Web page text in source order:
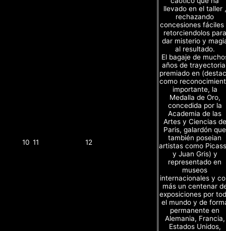
10 11 12
llevado en el taller ,
rechazando
concesiones fáciles
retorciendolos para
dar misterio y
al resultado.
El bagaje de
años de
premiado en
como
importante, la
Medalla de Oro,
concedida por la
Academia de las
Artes y Ciencias de
Paris, galardón que
también poseian
artistas como
y Juan Gris) y
representado en
museos
internacionales y
más un centenar
exposiciones por
el mundo y de
permanente en
Alemania, Francia,
Estados Unidos,